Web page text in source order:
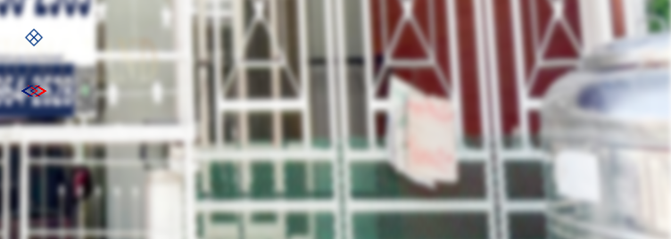
099-956-2965
E-Mail :Sale@hlasset.co.th
irin_delivery